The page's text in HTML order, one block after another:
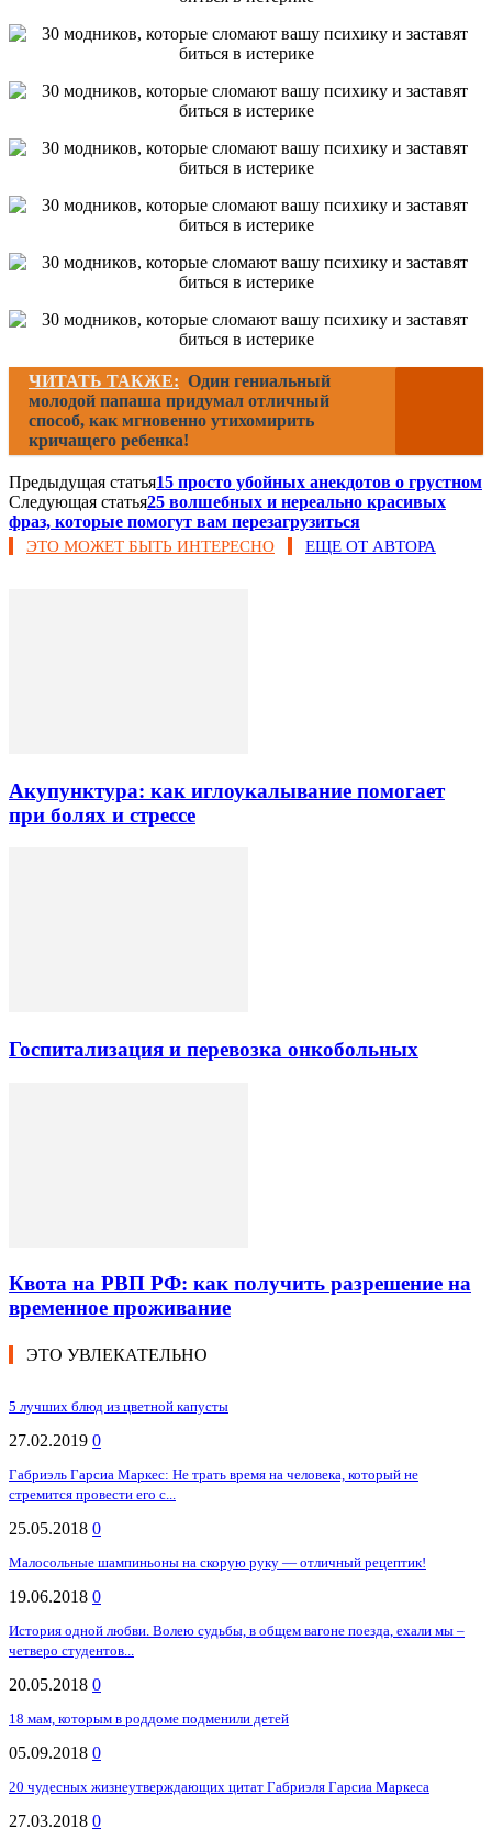
ЧИТАТЬ ТАКЖЕ: Один гениальный
молодой папаша придумал отличный
способ, как мгновенно утихомирить
кричащего ребенка!
Предыдущая статья15 просто убойных анекдотов о грустном
Следующая статья25 волшебных и нереально красивых
фраз, которые помогут вам перезагрузиться
ЭТО МОЖЕТ БЫТЬ ИНТЕРЕСНО ЕЩЕ ОТ АВТОРА
Акупунктура: как иглоукалывание помогает
при болях и стрессе
Госпитализация и перевозка онкобольных
Квота на РВП РФ: как получить разрешение на
временное проживание
ЭТО УВЛЕКАТЕЛЬНО
5 лучших блюд из цветной капусты
27.02.2019 0
Габриэль Гарсиа Маркес: Не трать время на человека, который не
стремится провести его с...
25.05.2018 0
Малосольные шампиньоны на скорую руку — отличный рецептик!
19.06.2018 0
История одной любви. Волею судьбы, в общем вагоне поезда, ехали мы –
четверо студентов...
20.05.2018 0
18 мам, которым в роддоме подменили детей
05.09.2018 0
20 чудесных жизнеутверждающих цитат Габриэля Гарсиа Маркеса
27.03.2018 0